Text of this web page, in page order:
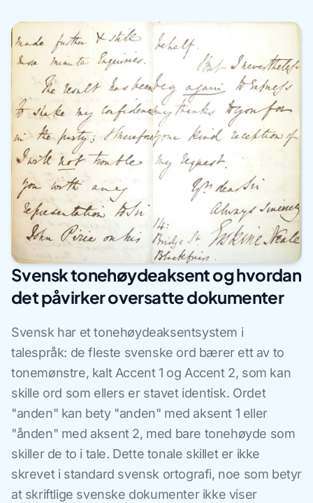
Svensk tonehøydeaksent og hvordan
det påvirker oversatte dokumenter
Svensk har et tonehøydeaksentsystem i
talespråk: de fleste svenske ord bærer ett av to
tonemønstre, kalt Accent 1 og Accent 2, som kan
skille ord som ellers er stavet identisk. Ordet
"anden" kan bety "anden" med aksent 1 eller
"ånden" med aksent 2, med bare tonehøyde som
skiller de to i tale. Dette tonale skillet er ikke
skrevet i standard svensk ortografi, noe som betyr
at skriftlige svenske dokumenter ikke viser